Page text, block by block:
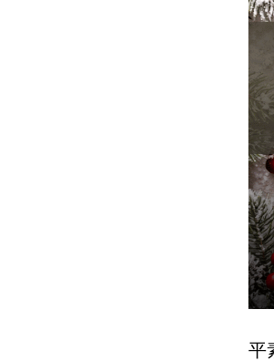
平